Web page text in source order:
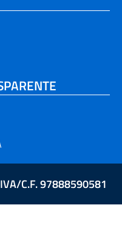
C.F. 97888590581